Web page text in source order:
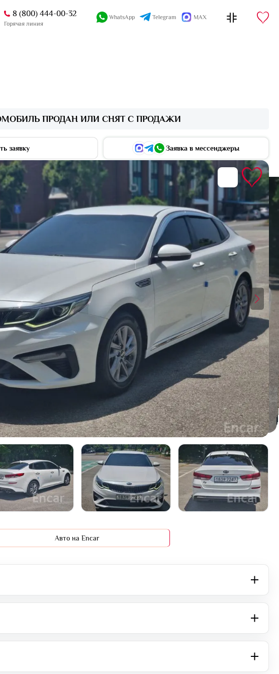
8 (800) 444-00-32
Горячая линия
WhatsApp Telegram MAX
ПРОДАН ИЛИ СНЯТ С ПРОДАЖИ
заявку Заявка в мессенджеры
Авто на Encar